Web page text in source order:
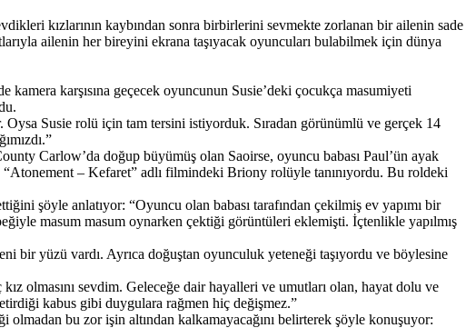
kızlarının kaybından sonra birbirlerini sevmekte zorlanan bir ailenin sade
ailenin her bireyini ekrana taşıyacak oyuncuları bulabilmek için dünya
karşısına geçecek oyuncunun Susie’deki çocukça masumiyeti
Oysa Susie rolü için tam tersini istiyorduk. Sıradan görünümlü ve gerçek 14
Carlow’da doğup büyümüş olan Saoirse, oyuncu babası Paul’ün ayak
– Kefaret” adlı filmindeki Briony rolüyle tanınıyordu. Bu roldeki
şöyle anlatıyor: “Oyuncu olan babası tarafından çekilmiş ev yapımı bir
masum masum oynarken çektiği görüntüleri eklemişti. İçtenlikle yapılmış
bir yüzü vardı. Ayrıca doğuştan oyunculuk yeteneği taşıyordu ve böylesine
olmasını sevdim. Geleceğe dair hayalleri ve umutları olan, hayat dolu ve
kabus gibi duygulara rağmen hiç değişmez.”
olmadan bu zor işin altından kalkamayacağını belirterek şöyle konuşuyor: